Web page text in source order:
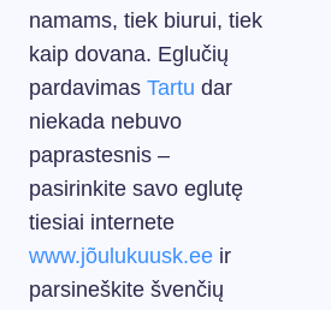
namams, tiek biurui, tiek
kaip dovana. Eglučių
pardavimas Tartu dar
niekada nebuvo
paprastesnis –
pasirinkite savo eglutę
tiesiai internete
www.jõulukuusk.ee ir
parsineškite švenčių